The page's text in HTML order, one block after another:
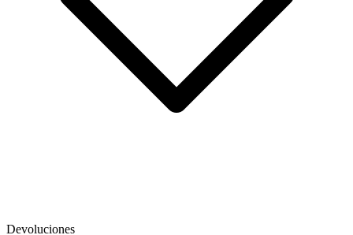
Devoluciones